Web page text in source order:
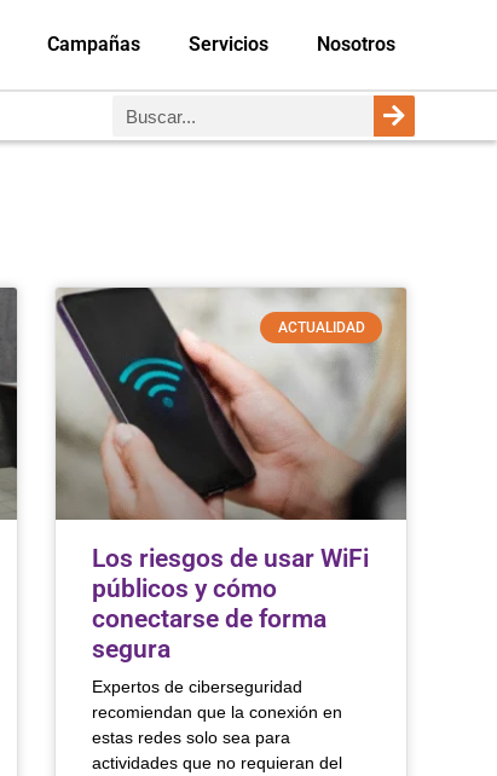
Campañas Servicios Nosotros
ACTUALIDAD
Los riesgos de usar WiFi
públicos y cómo
conectarse de forma
segura
Expertos de ciberseguridad
recomiendan que la conexión en
estas redes solo sea para
actividades que no requieran del